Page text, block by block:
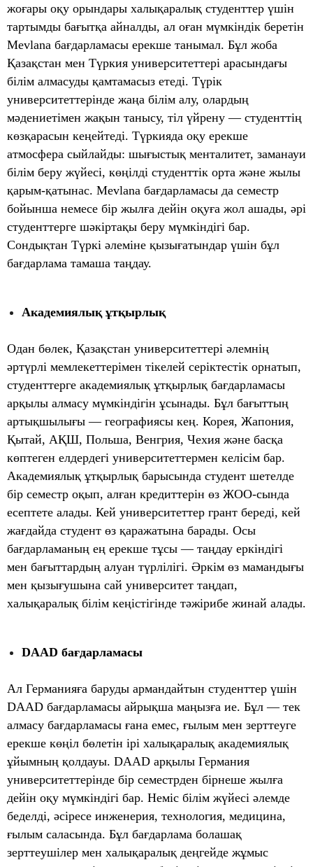
жоғары оқу орындары халықаралық студенттер үшін
тартымды бағытқа айналды, ал оған мүмкіндік беретін
Mevlana бағдарламасы ерекше танымал. Бұл жоба
Қазақстан мен Түркия университеттері арасындағы
білім алмасуды қамтамасыз етеді. Түрік
университеттерінде жаңа білім алу, олардың
мәдениетімен жақын танысу, тіл үйрену — студенттің
көзқарасын кеңейтеді. Түркияда оқу ерекше
атмосфера сыйлайды: шығыстық менталитет, заманауи
білім беру жүйесі, көңілді студенттік орта және жылы
қарым-қатынас. Mevlana бағдарламасы да семестр
бойынша немесе бір жылға дейін оқуға жол ашады, әрі
студенттерге шәкіртақы беру мүмкіндігі бар.
Сондықтан Түркі әлеміне қызығатындар үшін бұл
бағдарлама тамаша таңдау.
Академиялық ұтқырлық
Одан бөлек, Қазақстан университеттері әлемнің
әртүрлі мемлекеттерімен тікелей серіктестік орнатып,
студенттерге академиялық ұтқырлық бағдарламасы
арқылы алмасу мүмкіндігін ұсынады. Бұл бағыттың
артықшылығы — географиясы кең. Корея, Жапония,
Қытай, АҚШ, Польша, Венгрия, Чехия және басқа
көптеген елдердегі университеттермен келісім бар.
Академиялық ұтқырлық барысында студент шетелде
бір семестр оқып, алған кредиттерін өз ЖОО-сында
есептете алады. Кей университеттер грант береді, кей
жағдайда студент өз қаражатына барады. Осы
бағдарламаның ең ерекше тұсы — таңдау еркіндігі
мен бағыттардың алуан түрлілігі. Әркім өз мамандығы
мен қызығушына сай университет таңдап,
халықаралық білім кеңістігінде тәжірибе жинай алады.
DAAD бағдарламасы
Ал Германияға баруды армандайтын студенттер үшін
DAAD бағдарламасы айрықша маңызға ие. Бұл — тек
алмасу бағдарламасы ғана емес, ғылым мен зерттеуге
ерекше көңіл бөлетін ірі халықаралық академиялық
ұйымның қолдауы. DAAD арқылы Германия
университеттерінде бір семестрден бірнеше жылға
дейін оқу мүмкіндігі бар. Неміс білім жүйесі әлемде
беделді, әсіресе инженерия, технология, медицина,
ғылым саласында. Бұл бағдарлама болашақ
зерттеушілер мен халықаралық деңгейде жұмыс